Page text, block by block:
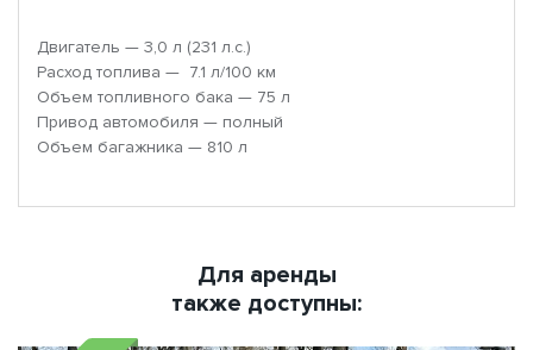
Двигатель — 3,0 л (231 л.с.)
Расход топлива — 7.1 л/100 км
Объем топливного бака — 75 л
Привод автомобиля — полный
Объем багажника — 810 л
Для аренды
также доступны: